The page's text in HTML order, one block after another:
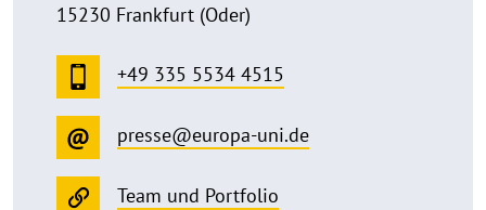
15230 Frankfurt (Oder)
+49 335 5534 4515
presse@europa-uni.de
Team und Portfolio